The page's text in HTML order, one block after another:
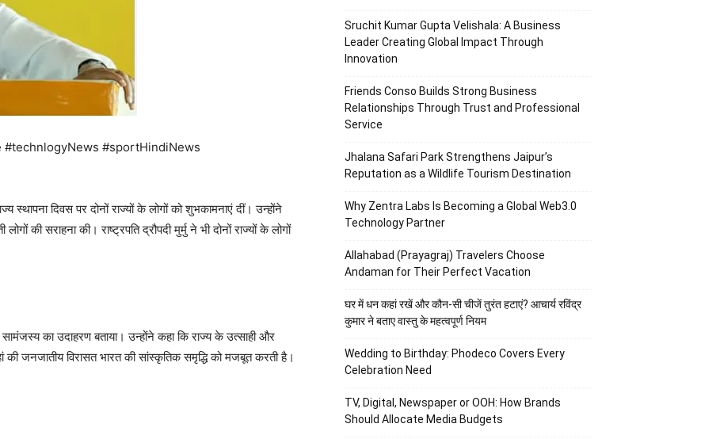
#sportHindiNews
दिवस पर दोनों राज्यों के लोगों को शुभकामनाएं दीं। उन्होंने
की सराहना की। राष्ट्रपति द्रौपदी मुर्मु ने भी दोनों राज्यों के लोगों
का उदाहरण बताया। उन्होंने कहा कि राज्य के उत्साही और
जनजातीय विरासत भारत की सांस्कृतिक समृद्धि को मजबूत करती है।
Sruchit Kumar Gupta Velishala: A Business
Leader Creating Global Impact Through
Innovation
Friends Conso Builds Strong Business
Relationships Through Trust and Professional
Service
Jhalana Safari Park Strengthens Jaipur’s
Reputation as a Wildlife Tourism Destination
Why Zentra Labs Is Becoming a Global Web3.0
Technology Partner
Allahabad (Prayagraj) Travelers Choose
Andaman for Their Perfect Vacation
घर में धन कहां रखें और कौन-सी चीजें तुरंत हटाएं? आचार्य रविंद्र
कुमार ने बताए वास्तु के महत्वपूर्ण नियम
Wedding to Birthday: Phodeco Covers Every
Celebration Need
TV, Digital, Newspaper or OOH: How Brands
Should Allocate Media Budgets